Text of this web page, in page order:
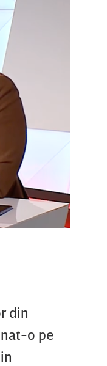
din
o pe